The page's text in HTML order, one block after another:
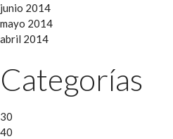
junio 2014
mayo 2014
abril 2014
Categorías
30
40